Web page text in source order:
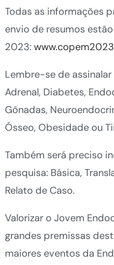
Todas as informações
envio de resumos
2023:
Lembre-se de
Adrenal, Diabetes,
Gônadas,
Ósseo, Obesidade ou
Também será preciso
pesquisa: Básica,
Relato de Caso.
Valorizar o Jovem
grandes premissas
maiores eventos da